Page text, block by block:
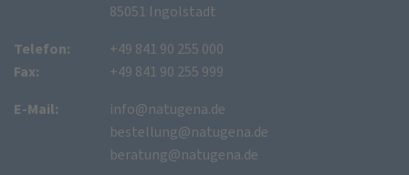
85051 Ingolstadt
Telefon:
Fax:
+49 841 90 255 000
+49 841 90 255 999
E-Mail:
info@natugena.de
bestellung@natugena.de
beratung@natugena.de